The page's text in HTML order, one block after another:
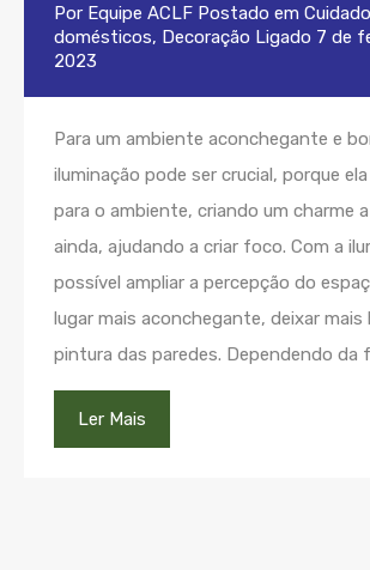
Por Equipe ACLF Postado em
domésticos, Decoração Ligado 7 de
2023
Para um ambiente aconchegante e
iluminação pode ser crucial, porque
para o ambiente, criando um charme
ainda, ajudando a criar foco. Com a
possível ampliar a percepção do
lugar mais aconchegante, deixar mais
pintura das paredes. Dependendo da
Ler Mais